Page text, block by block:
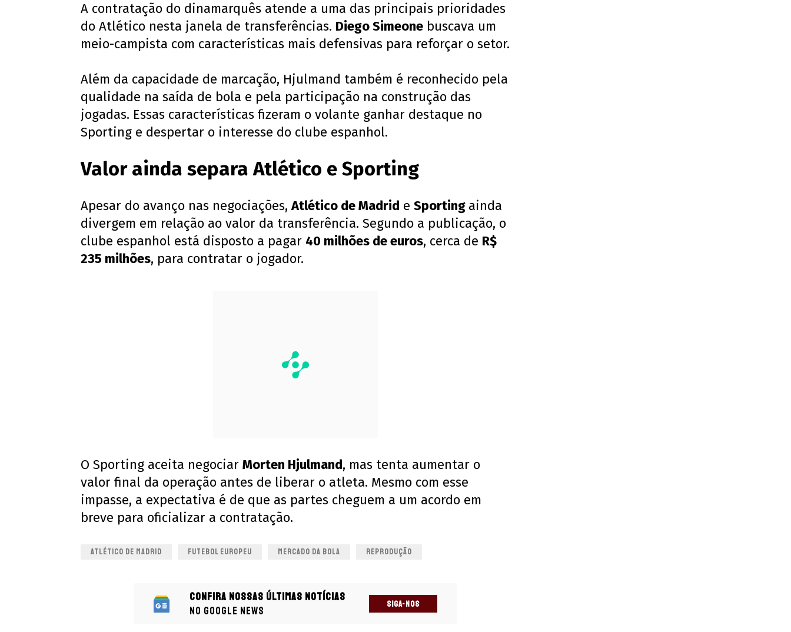
A contratação do dinamarquês atende a uma das principais prioridades
do Atlético nesta janela de transferências. Diego Simeone buscava um
meio-campista com características mais defensivas para reforçar o setor.
Além da capacidade de marcação, Hjulmand também é reconhecido pela
qualidade na saída de bola e pela participação na construção das
jogadas. Essas características fizeram o volante ganhar destaque no
Sporting e despertar o interesse do clube espanhol.
Valor ainda separa Atlético e Sporting
Apesar do avanço nas negociações,Atlético de Madrid e Sporting ainda
divergem em relação ao valor da transferência. Segundo a publicação, o
clube espanhol está disposto a pagar 40 milhões de euros, cerca de R$
235 milhões, para contratar o jogador.
O Sporting aceita negociar Morten Hjulmand, mas tenta aumentar o
valor final da operação antes de liberar o atleta. Mesmo com esse
impasse, a expectativa é de que as partes cheguem a um acordo em
breve para oficializar a contratação.
ATLÉTICO DE MADRID FUTEBOL EUROPEU MERCADO DA BOLA REPRODUÇÃO
Confira nossas últimas notícias
no Google News
SIGA-NOS